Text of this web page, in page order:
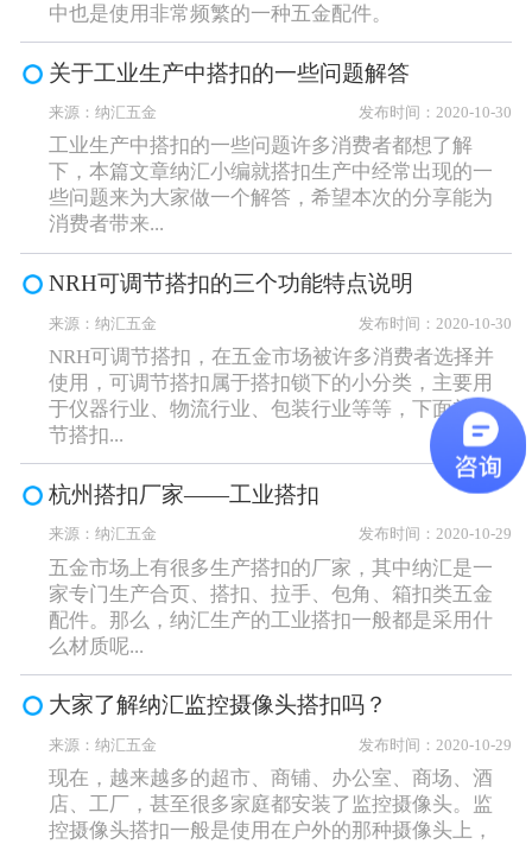
中也是使用非常频繁的一种五金配件。
关于工业生产中搭扣的一些问题解答
来源：纳汇五金 发布时间：2020-10-30
工业生产中搭扣的一些问题许多消费者都想了解
下，本篇文章纳汇小编就搭扣生产中经常出现的一
些问题来为大家做一个解答，希望本次的分享能为
消费者带来...
NRH可调节搭扣的三个功能特点说明
来源：纳汇五金 发布时间：2020-10-30
NRH可调节搭扣，在五金市场被许多消费者选择并
使用，可调节搭扣属于搭扣锁下的小分类，主要用
于仪器行业、物流行业、包装行业等等，下面就调
节搭扣...
杭州搭扣厂家——工业搭扣
来源：纳汇五金 发布时间：2020-10-29
五金市场上有很多生产搭扣的厂家，其中纳汇是一
家专门生产合页、搭扣、拉手、包角、箱扣类五金
配件。那么，纳汇生产的工业搭扣一般都是采用什
么材质呢...
大家了解纳汇监控摄像头搭扣吗？
来源：纳汇五金 发布时间：2020-10-29
现在，越来越多的超市、商铺、办公室、商场、酒
店、工厂，甚至很多家庭都安装了监控摄像头。监
控摄像头搭扣一般是使用在户外的那种摄像头上，